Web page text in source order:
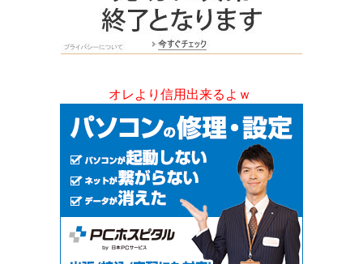
オレより信用出来るよｗ